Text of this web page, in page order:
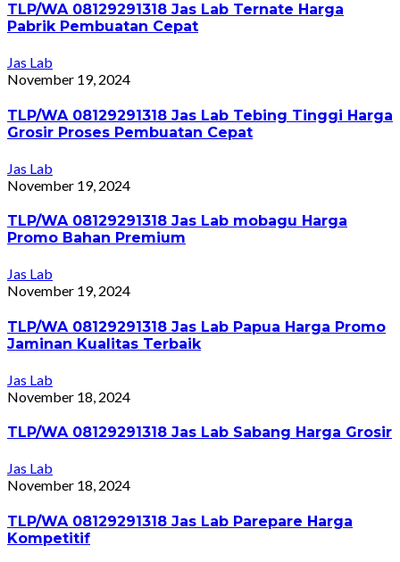
TLP/WA 08129291318 Jas Lab Ternate Harga
Pabrik Pembuatan Cepat
Jas Lab
November 19, 2024
TLP/WA 08129291318 Jas Lab Tebing Tinggi Harga
Grosir Proses Pembuatan Cepat
Jas Lab
November 19, 2024
TLP/WA 08129291318 Jas Lab mobagu Harga
Promo Bahan Premium
Jas Lab
November 19, 2024
TLP/WA 08129291318 Jas Lab Papua Harga Promo
Jaminan Kualitas Terbaik
Jas Lab
November 18, 2024
TLP/WA 08129291318 Jas Lab Sabang Harga Grosir
Jas Lab
November 18, 2024
TLP/WA 08129291318 Jas Lab Parepare Harga
Kompetitif